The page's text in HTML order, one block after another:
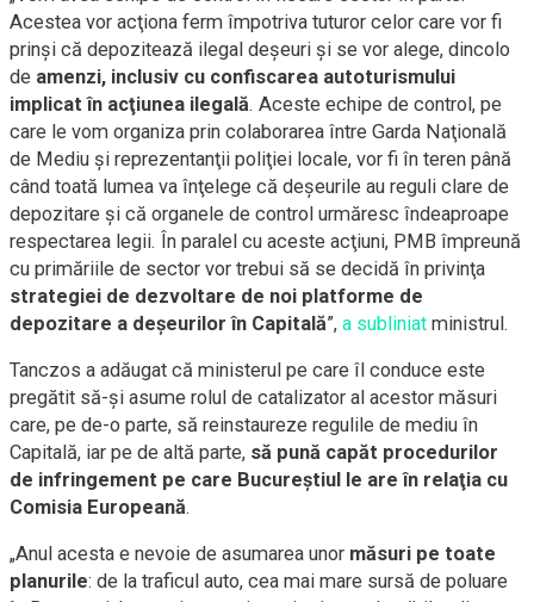
Acestea vor acţiona ferm împotriva tuturor celor care vor fi
prinşi că depozitează ilegal deşeuri şi se vor alege, dincolo
de amenzi, inclusiv cu confiscarea autoturismului
implicat în acţiunea ilegală. Aceste echipe de control, pe
care le vom organiza prin colaborarea între Garda Naţională
de Mediu şi reprezentanţii poliţiei locale, vor fi în teren până
când toată lumea va înţelege că deşeurile au reguli clare de
depozitare şi că organele de control urmăresc îndeaproape
respectarea legii. În paralel cu aceste acţiuni, PMB împreună
cu primăriile de sector vor trebui să se decidă în privinţa
strategiei de dezvoltare de noi platforme de
depozitare a deşeurilor în Capitală”, a subliniat ministrul.
Tanczos a adăugat că ministerul pe care îl conduce este
pregătit să-şi asume rolul de catalizator al acestor măsuri
care, pe de-o parte, să reinstaureze regulile de mediu în
Capitală, iar pe de altă parte, să pună capăt procedurilor
de infringement pe care Bucureştiul le are în relaţia cu
Comisia Europeană.
„Anul acesta e nevoie de asumarea unor măsuri pe toate
planurile: de la traficul auto, cea mai mare sursă de poluare